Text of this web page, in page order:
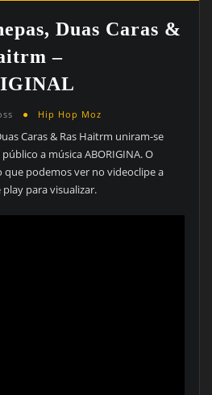
Duas Caras &
–
Hip Hop Moz
Caras & Ras Haitrm uniram-se
a música ABORIGINA. O
que podemos ver no videoclipe a
play para visualizar.